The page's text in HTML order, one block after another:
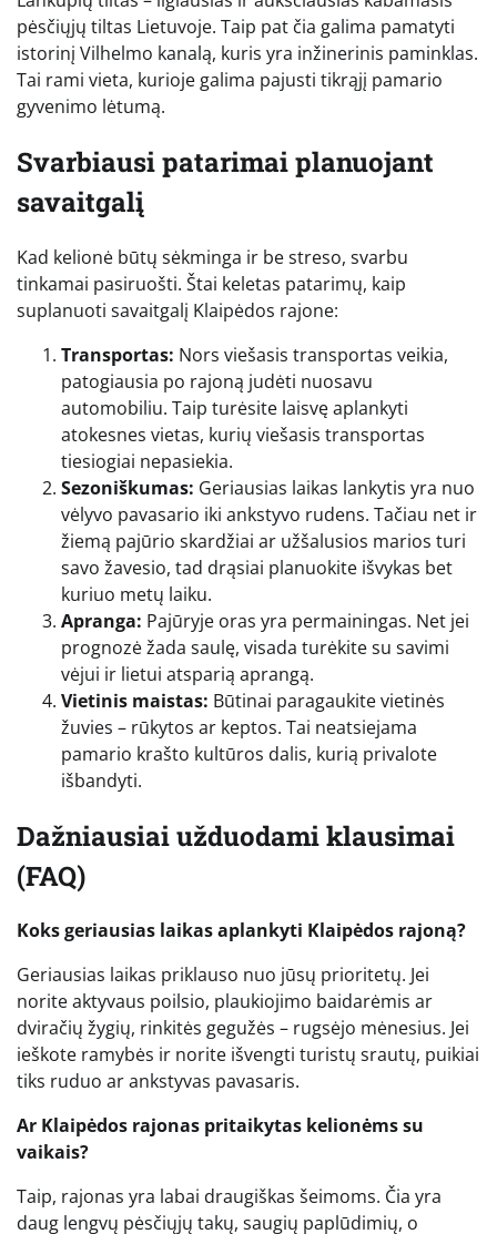
pėsčiųjų tiltas Lietuvoje. Taip pat čia galima pamatyti
istorinį Vilhelmo kanalą, kuris yra inžinerinis paminklas.
Tai rami vieta, kurioje galima pajusti tikrąjį pamario
gyvenimo lėtumą.
Svarbiausi patarimai planuojant
savaitgalį
Kad kelionė būtų sėkminga ir be streso, svarbu
tinkamai pasiruošti. Štai keletas patarimų, kaip
suplanuoti savaitgalį Klaipėdos rajone:
Transportas: Nors viešasis transportas veikia,
patogiausia po rajoną judėti nuosavu
automobiliu. Taip turėsite laisvę aplankyti
atokesnes vietas, kurių viešasis transportas
tiesiogiai nepasiekia.
Sezoniškumas: Geriausias laikas lankytis yra nuo
vėlyvo pavasario iki ankstyvo rudens. Tačiau net ir
žiemą pajūrio skardžiai ar užšalusios marios turi
savo žavesio, tad drąsiai planuokite išvykas bet
kuriuo metų laiku.
Apranga: Pajūryje oras yra permainingas. Net jei
prognozė žada saulę, visada turėkite su savimi
vėjui ir lietui atsparią aprangą.
Vietinis maistas: Būtinai paragaukite vietinės
žuvies – rūkytos ar keptos. Tai neatsiejama
pamario krašto kultūros dalis, kurią privalote
išbandyti.
Dažniausiai užduodami klausimai
(FAQ)
Koks geriausias laikas aplankyti Klaipėdos rajoną?
Geriausias laikas priklauso nuo jūsų prioritetų. Jei
norite aktyvaus poilsio, plaukiojimo baidarėmis ar
dviračių žygių, rinkitės gegužės – rugsėjo mėnesius. Jei
ieškote ramybės ir norite išvengti turistų srautų, puikiai
tiks ruduo ar ankstyvas pavasaris.
Ar Klaipėdos rajonas pritaikytas kelionėms su
vaikais?
Taip, rajonas yra labai draugiškas šeimoms. Čia yra
daug lengvų pėsčiųjų takų, saugių paplūdimių, o